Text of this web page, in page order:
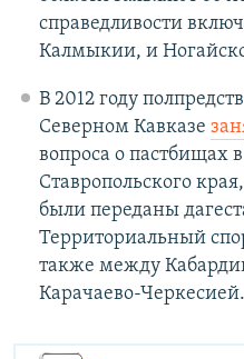
справедливости
Калмыкии, и
В 2012 году
Северном Кавказе
вопроса о пастбищах
Ставропольского
были переданы
Территориальный
также между
Карачаево-Черкесией.